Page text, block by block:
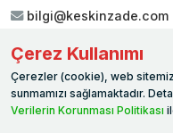
bilgi@keskinzade.com
Genel Merkez: Yükseliş
Ballıca / SAMSUN
Çerez Kullanımı
Çerezler (cookie), web
sunmamızı sağlamaktadır.
Verilerin Korunması Politikası